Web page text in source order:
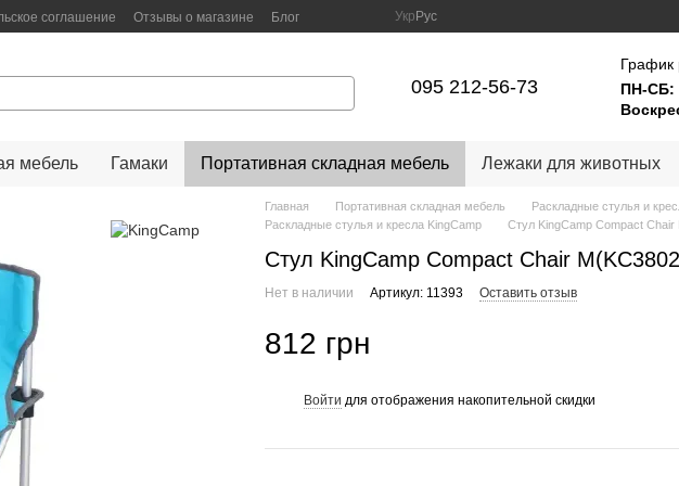
соглашение Отзывы о магазине Блог Укр Рус
095 212-56-73
График
ПН-СБ:
мебель Гамаки Портативная складная мебель Лежаки для животных
Главная Портативная складная мебель
Раскладные стулья и
Раскладные стулья и кресла KingCamp
Стул KingCamp Compact Chair
Стул KingCamp Compact Chair
Нет в наличии Артикул: 11393 Оставить отзыв
812 грн
Войти для отображения накопительной скидки